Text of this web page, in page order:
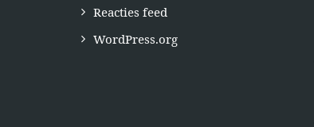
Reacties feed
WordPress.org